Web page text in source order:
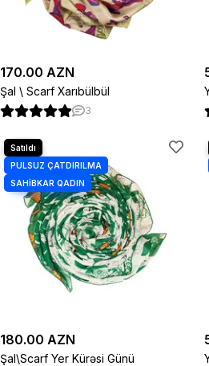
170.00 AZN
Şal \ Scarf Xarıbülbül
3
180.00 AZN
Şal\Scarf Yer Kürəsi Günü